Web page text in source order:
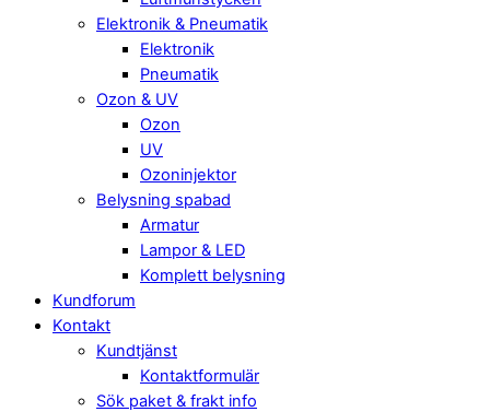
Elektronik & Pneumatik
Elektronik
Pneumatik
Ozon & UV
Ozon
UV
Ozoninjektor
Belysning spabad
Armatur
Lampor & LED
Komplett belysning
Kundforum
Kontakt
Kundtjänst
Kontaktformulär
Sök paket & frakt info